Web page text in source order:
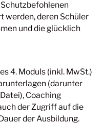
werden, deren Schüler
und die glücklich
4. Moduls (inkl. MwSt.)
(darunter
Coaching
der Zugriff auf die
der Ausbildung.